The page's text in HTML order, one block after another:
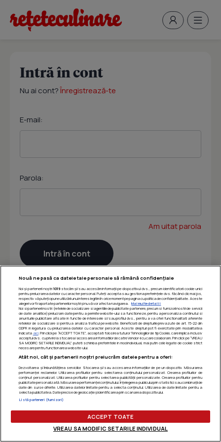
Intră în cont
Nu ai cont?Înregistrează-te
E-mail:
Parola:
Am uitat parola
Nouă ne pasă ca datele tale personale să rămână confidențiale
Noi și partenerii noștri 1019stocăm și/sau accesăm informații pe dispozitivul dvs., precum identificatorii cookie unici
pentru prelucrarea datelor cu caracter personal. Puteți accepta sau gestiona preferințele dvs. făcând clic mai jos,
respectiv vă puteți opune utilizării unui interes legitim în orice moment pe pagina cu politica de confidențialitate. Aceste
alegeri vor fi raportate partenerilor noștri și nu vă vor afecta navigarea.
Mai multe detalii
Noi si partenerii nostri (retelele de socializare si agentiile de publicitate partenere, precum si furnizorii nostri de servicii
de date analitice) prelucram date pentru a permite website-ului sa functioneze, pentru a personaliza continutul si
anunturile publicitare afisate in functie de interesele si/sau profilul dvs., pentru a va oferi functionalitati aferente
retelelor de socializare si pentru a analiza traficul pe website. Beneficiati de drepturile prevazute de art. 15-22 din
GDPR in legatura cu prelucrarea datelor cu caracter personal. Aceste drepturi pot fi exercitate prin modalitatea
indicata aici. Prin click pe “ACCEPT TOATE”, acceptati folosirea tuturor Tehnologiilor de tip Cookie, care implica inclusiv
acceptul dvs. cu privire la stocarea/accesarea informatiilor de catre Vendor-ii cu care colaboram. Prin click pe “VREAU
SA MODIFIC SETARILE INDIVIDUAL” puteti schimba preferintele in mod individual, mai putin cele legate de cookie strict
necesare pentru functionarea website-ului.
Atât noi, cât și partenerii noștri prelucrăm datele pentru a oferi:
Dezvoltarea și îmbunătățirea serviciilor. Stocarea și/sau accesarea informațiilor de pe un dispozitiv. Măsurarea
performanței reclamelor. Utilizarea profilurilor pentru selectarea conținutului personalizat. Crearea profilurilor de
conținut personalizat. Utilizarea profilurilor pentru selectarea publicității personalizate. Crearea profilurilor pentru
publicitate personalizată. Măsurarea performanței conținutului. Înțelegerea publicului prin statistici sau combinații de
date din surse diferite. Utilizarea datelor limitate pentru a selecta conținutul. Utilizarea de date limitate pentru a
selecta publicitatea. Date precise de geolocație și identificarea prin scanarea dispozitivului.
Listă parteneri (furnizori)
ACCEPT TOATE
VREAU SA MODIFIC SETARILE INDIVIDUAL